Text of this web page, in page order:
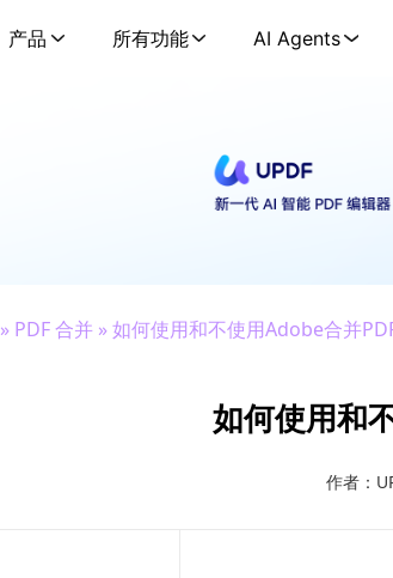
产品 所有功能 AI Agents
» PDF 合并» 如何使用和不使用Adobe合并
如何使用和
作者：